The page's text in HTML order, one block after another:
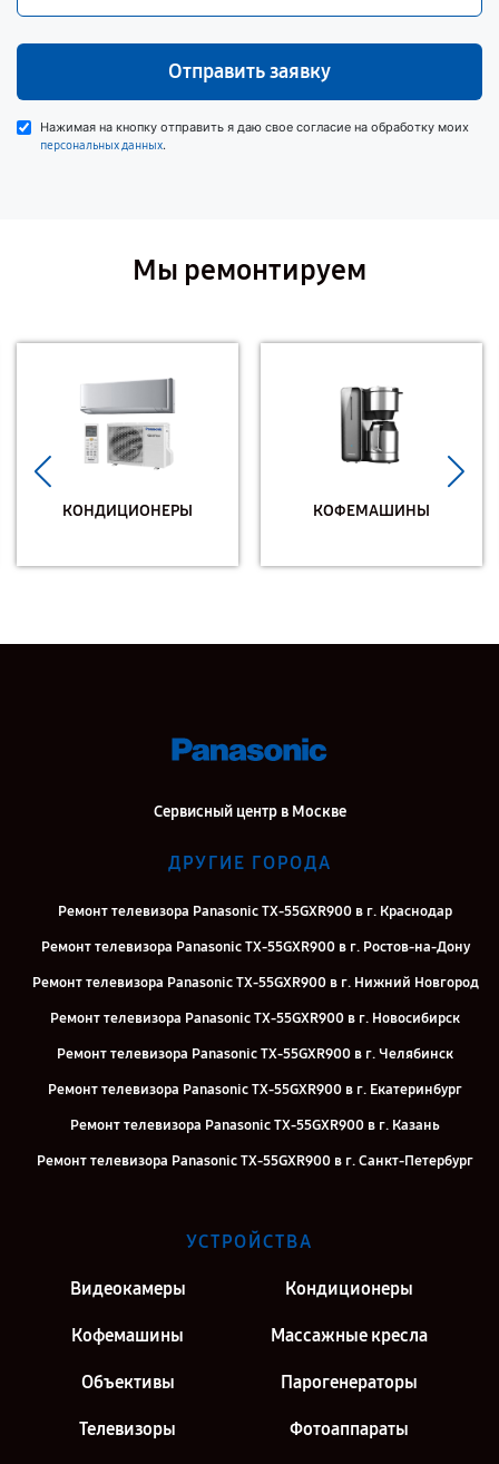
Отправить заявку
Нажимая на кнопку отправить я даю свое согласие на обработку моих
персональных данных.
Мы ремонтируем
КОНДИЦИОНЕРЫ КОФЕМАШИНЫ
Сервисный центр в Москве
ДРУГИЕ ГОРОДА
Ремонт телевизора Panasonic TX-55GXR900 в г. Краснодар
Ремонт телевизора Panasonic TX-55GXR900 в г. Ростов-на-Дону
Ремонт телевизора Panasonic TX-55GXR900 в г. Нижний Новгород
Ремонт телевизора Panasonic TX-55GXR900 в г. Новосибирск
Ремонт телевизора Panasonic TX-55GXR900 в г. Челябинск
Ремонт телевизора Panasonic TX-55GXR900 в г. Екатеринбург
Ремонт телевизора Panasonic TX-55GXR900 в г. Казань
Ремонт телевизора Panasonic TX-55GXR900 в г. Санкт-Петербург
УСТРОЙСТВА
Видеокамеры Кондиционеры
Кофемашины Массажные кресла
Объективы Парогенераторы
Телевизоры Фотоаппараты